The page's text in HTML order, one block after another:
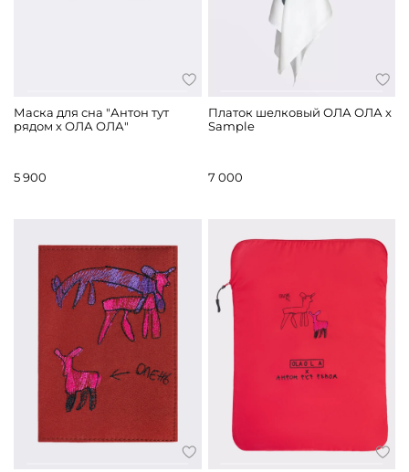
Маска для сна "Антон тут
рядом х ОЛА ОЛА"
5 900
Платок шелковый ОЛА ОЛА x
Sample
7 000